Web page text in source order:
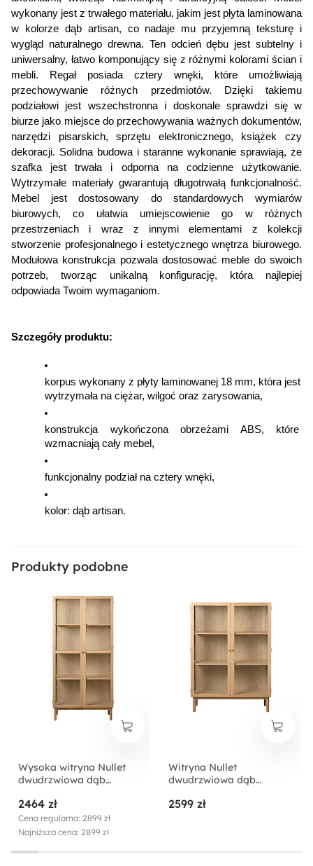
73 cm
Głębokość:
42 cm
Szerokość:
80 cm
Liczba półek:
4
Liczba półek otwartych:
4
Styl:
Klasyczny
Dostępne oświetlenie:
Długość:
42 cm
Materiał:
Płyta meblowa
wykonany jest z trwałego materiału, jakim jest płyta laminowana
w kolorze dąb artisan, co nadaje mu przyjemną teksturę i
wygląd naturalnego drewna. Ten odcień dębu jest subtelny i
uniwersalny, łatwo komponujący się z różnymi kolorami ścian i
mebli. Regał posiada cztery wnęki, które umożliwiają
przechowywanie różnych przedmiotów. Dzięki takiemu
podziałowi jest wszechstronna i doskonale sprawdzi się w
biurze jako miejsce do przechowywania ważnych dokumentów,
narzędzi pisarskich, sprzętu elektronicznego, książek czy
dekoracji. Solidna budowa i staranne wykonanie sprawiają, że
szafka jest trwała i odporna na codzienne użytkowanie.
Wytrzymałe materiały gwarantują długotrwałą funkcjonalność.
Mebel jest dostosowany do standardowych wymiarów
biurowych, co ułatwia umiejscowienie go w różnych
przestrzeniach i wraz z innymi elementami z kolekcji
stworzenie profesjonalnego i estetycznego wnętrza biurowego.
Modułowa konstrukcja pozwala dostosować meble do swoich
potrzeb, tworząc unikalną konfigurację, która najlepiej
odpowiada Twoim wymaganiom.
Szczegóły produktu:
korpus wykonany z płyty laminowanej 18 mm, która jest
wytrzymała na ciężar, wilgoć oraz zarysowania,
konstrukcja wykończona obrzeżami ABS, które
wzmacniają cały mebel,
funkcjonalny podział na cztery wnęki,
kolor: dąb artisan.
Produkty podobne
Wysoka witryna Nullet
dwudrzwiowa dąb
2464 zł
Cena regularna: 2899 zł
Najniższa cena: 2899 zł
Witryna Nullet
dwudrzwiowa dąb
2599 zł